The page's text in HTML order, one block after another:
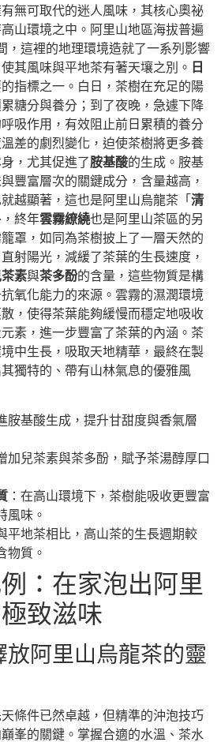
無可取代的迷人風味，其核心奧祕
山環境之中。阿里山地區海拔普遍
，這裡的地理環境造就了一系列影響
其風味與平地茶有著天壤之別。 日
指標之一。白日，茶樹在充足的陽
糖分與養分；到了夜晚，急遽下降
吸作用，有效阻止前日累積的養分
差的劇烈變化，迫使茶樹將更多養
，尤其促進了胺基酸的生成。胺基
豐富層次的關鍵成分，含量越高，
越顯著，這也是阿里山烏龍茶「 清
終年雲霧繚繞也是阿里山茶區的另
罩，如同為茶樹披上了一層天然的
射陽光，減緩了茶葉的生長速度，
茶素與茶多酚的含量，這些物質是構
氧化能力的來源。雲霧的濕潤環境
，使得茶葉能夠緩慢而穩定地吸收
素，進一步豐富了茶葉的內涵。茶
中生長，吸取天地精華，最終在製
獨特的、帶有山林氣息的優雅風
胺基酸生成，提升甘甜度與香氣層
加兒茶素與茶多酚，賦予茶湯醇厚口
：在高山環境下，茶樹能吸收更豐富
風味。
平地茶相比，高山茶的生長週期較
物質。
：在家泡出阿里
致滋味
阿里山烏龍茶的靈
條件已然卓越，但精準的沖泡技巧
峯的關鍵。掌握合適的水溫、茶水